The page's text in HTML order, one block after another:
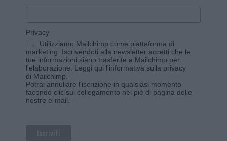
Privacy
Utilizziamo Mailchimp come piattaforma di
marketing. Iscrivendoti alla newsletter accetti che le
tue informazioni siano trasferite a Mailchimp per
l'elaborazione. Leggi qui l'informativa sulla privacy
di Mailchimp
Potrai annullare l'iscrizione in qualsiasi momento
facendo clic sul collegamento nel piè di pagina delle
nostre e-mail.